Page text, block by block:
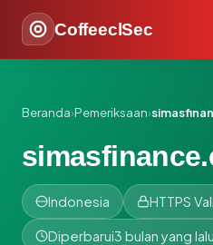
CoffeeclSec
Beranda›Pemeriksaan›
Indonesia HTTPS
Diperbarui3 bulan yang lalu